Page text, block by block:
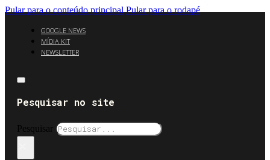
Pular para o conteúdo principal Pular para o rodapé
GOOGLE NEWS
MÍDIA KIT
NEWSLETTER
Pesquisar no site
Pesquisar